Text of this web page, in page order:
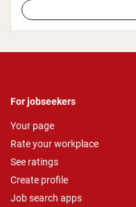
For jobseekers
Your page
Rate your workplace
See ratings
Create profile
Job search apps